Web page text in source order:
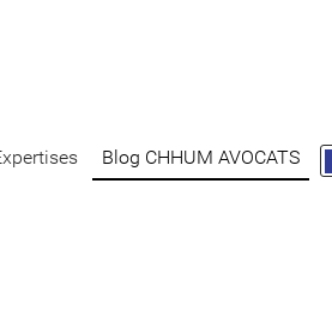
Blog CHHUM AVOCATS